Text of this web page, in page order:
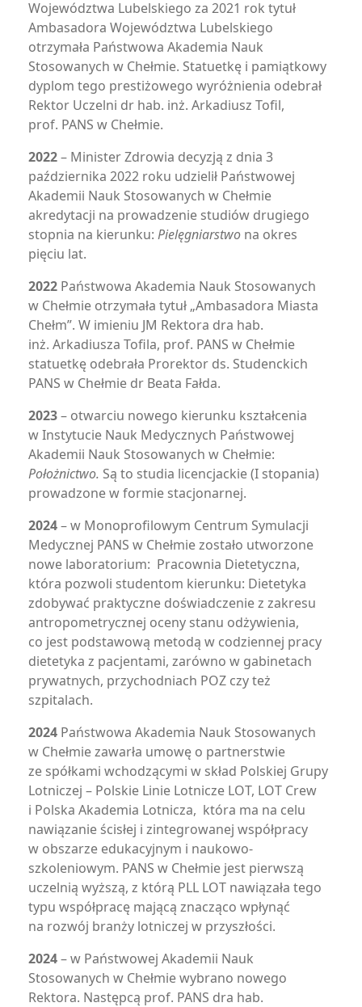
Województwa Lubelskiego za 2021 rok tytuł
Ambasadora Województwa Lubelskiego
otrzymała Państwowa Akademia Nauk
Stosowanych w Chełmie. Statuetkę i pamiątkowy
dyplom tego prestiżowego wyróżnienia odebrał
Rektor Uczelni dr hab. inż. Arkadiusz Tofil,
prof. PANS w Chełmie.
2022– Minister Zdrowia decyzją z dnia 3
października 2022 roku udzielił Państwowej
Akademii Nauk Stosowanych w Chełmie
akredytacji na prowadzenie studiów drugiego
stopnia na kierunku: Pielęgniarstwo na okres
pięciu lat.
2022 Państwowa Akademia Nauk Stosowanych
w Chełmie otrzymała tytuł „Ambasadora Miasta
Chełm”. W imieniu JM Rektora dra hab.
inż. Arkadiusza Tofila, prof. PANS w Chełmie
statuetkę odebrała Prorektor ds. Studenckich
PANS w Chełmie dr Beata Fałda.
2023– otwarciu nowego kierunku kształcenia
w Instytucie Nauk Medycznych Państwowej
Akademii Nauk Stosowanych w Chełmie:
Położnictwo. Są to studia licencjackie (I stopania)
prowadzone w formie stacjonarnej.
2024– w Monoprofilowym Centrum Symulacji
Medycznej PANS w Chełmie zostało utworzone
nowe laboratorium: Pracownia Dietetyczna,
która pozwoli studentom kierunku: Dietetyka
zdobywać praktyczne doświadczenie z zakresu
antropometrycznej oceny stanu odżywienia,
co jest podstawową metodą w codziennej pracy
dietetyka z pacjentami, zarówno w gabinetach
prywatnych, przychodniach POZ czy też
szpitalach.
2024 Państwowa Akademia Nauk Stosowanych
w Chełmie zawarła umowę o partnerstwie
ze spółkami wchodzącymi w skład Polskiej Grupy
Lotniczej – Polskie Linie Lotnicze LOT, LOT Crew
i Polska Akademia Lotnicza, która ma na celu
nawiązanie ścisłej i zintegrowanej współpracy
w obszarze edukacyjnym i naukowo-
szkoleniowym. PANS w Chełmie jest pierwszą
uczelnią wyższą, z którą PLL LOT nawiązała tego
typu współpracę mającą znacząco wpłynąć
na rozwój branży lotniczej w przyszłości.
2024– w Państwowej Akademii Nauk
Stosowanych w Chełmie wybrano nowego
Rektora. Następcą prof. PANS dra hab.